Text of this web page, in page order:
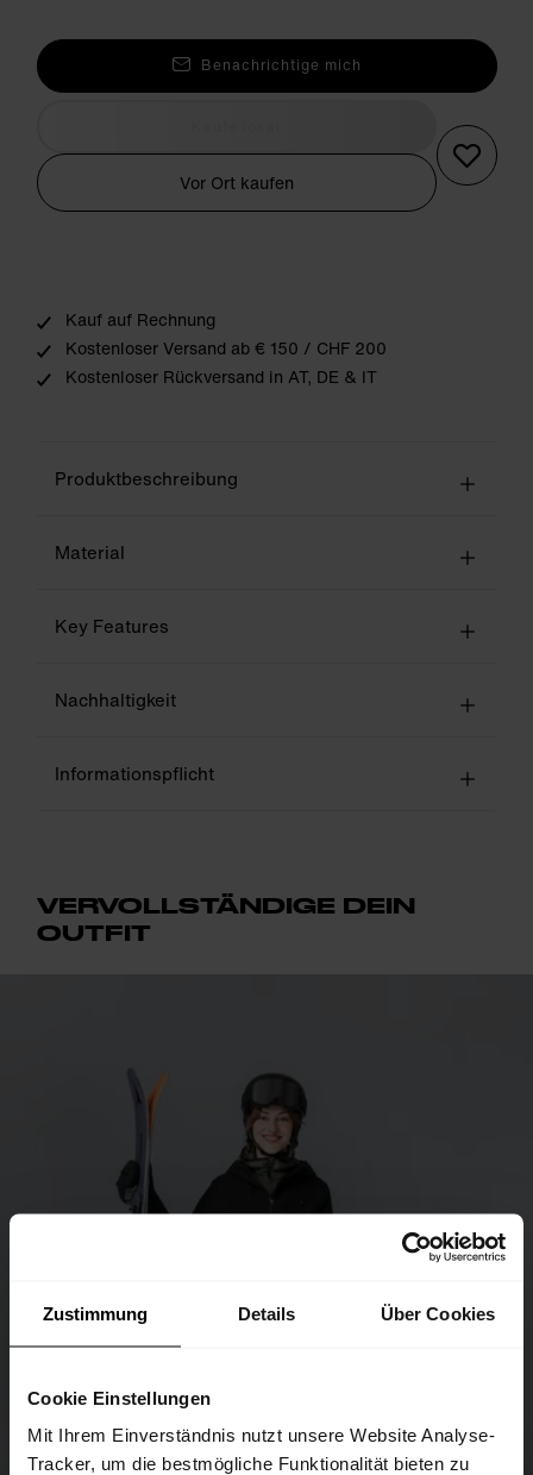
Zustimmung Details Über Cookies
Cookie Einstellungen
Mit Ihrem Einverständnis nutzt unsere Website Analyse-
Tracker, um die bestmögliche Funktionalität bieten zu
Benachrichtige mich
Vor Ort kaufen
Kauf auf Rechnung
Kostenloser Versand ab € 150 / CHF 200
Kostenloser Rückversand in AT, DE & IT
Produktbeschreibung
Material
Key Features
Nachhaltigkeit
Informationspflicht
VERVOLLSTÄNDIGE DEIN
OUTFIT